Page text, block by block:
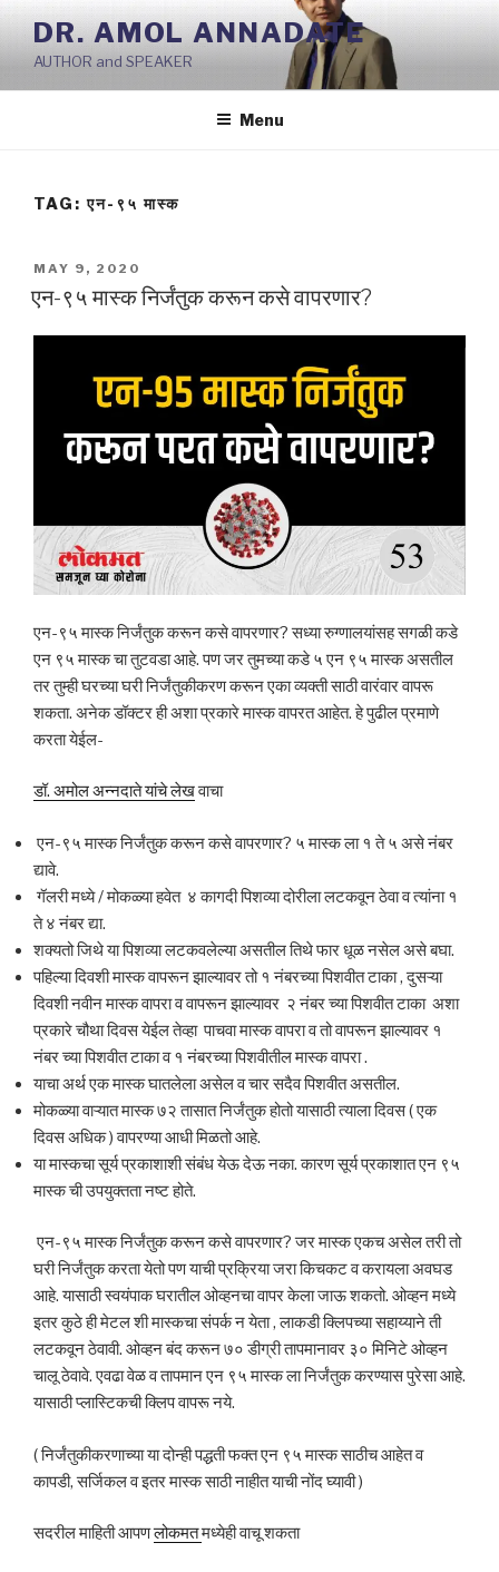
Skip
content
DR. AMOL ANNADATE
AUTHOR and SPEAKER
Menu
TAG:एन-९५ मास्क
POSTED
ON
MAY 9, 2020
एन-९५ मास्क निर्जंतुक करून कसे वापरणार?
एन-९५ मास्क निर्जंतुक करून कसे वापरणार? सध्या रुग्णालयांसह सगळी कडे
एन ९५ मास्क चा तुटवडा आहे. पण जर तुमच्या कडे ५ एन ९५ मास्क असतील
तर तुम्ही घरच्या घरी निर्जंतुकीकरण करून एका व्यक्ती साठी वारंवार वापरू
शकता. अनेक डॉक्टर ही अशा प्रकारे मास्क वापरत आहेत. हे पुढील प्रमाणे
करता येईल-
डॉ. अमोल अन्नदाते यांचे लेखवाचा
एन-९५ मास्क निर्जंतुक करून कसे वापरणार? ५ मास्क ला १ ते ५ असे नंबर
द्यावे.
गॅलरी मध्ये / मोकळ्या हवेत ४ कागदी पिशव्या दोरीला लटकवून ठेवा व त्यांना १
ते ४ नंबर द्या.
शक्यतो जिथे या पिशव्या लटकवलेल्या असतील तिथे फार धूळ नसेल असे बघा.
पहिल्या दिवशी मास्क वापरून झाल्यावर तो १ नंबरच्या पिशवीत टाका , दुसऱ्या
दिवशी नवीन मास्क वापरा व वापरून झाल्यावर २ नंबर च्या पिशवीत टाका अशा
प्रकारे चौथा दिवस येईल तेव्हा पाचवा मास्क वापरा व तो वापरून झाल्यावर १
नंबर च्या पिशवीत टाका व १ नंबरच्या पिशवीतील मास्क वापरा .
याचा अर्थ एक मास्क घातलेला असेल व चार सदैव पिशवीत असतील.
मोकळ्या वाऱ्यात मास्क ७२ तासात निर्जंतुक होतो यासाठी त्याला दिवस ( एक
दिवस अधिक ) वापरण्या आधी मिळतो आहे.
या मास्कचा सूर्य प्रकाशाशी संबंध येऊ देऊ नका. कारण सूर्य प्रकाशात एन ९५
मास्क ची उपयुक्तता नष्ट होते.
एन-९५ मास्क निर्जंतुक करून कसे वापरणार? जर मास्क एकच असेल तरी तो
घरी निर्जंतुक करता येतो पण याची प्रक्रिया जरा किचकट व करायला अवघड
आहे. यासाठी स्वयंपाक घरातील ओव्हनचा वापर केला जाऊ शकतो. ओव्हन मध्ये
इतर कुठे ही मेटल शी मास्कचा संपर्क न येता , लाकडी क्लिपच्या सहाय्याने ती
लटकवून ठेवावी. ओव्हन बंद करून ७० डीग्री तापमानावर ३० मिनिटे ओव्हन
चालू ठेवावे. एवढा वेळ व तापमान एन ९५ मास्क ला निर्जंतुक करण्यास पुरेसा आहे.
यासाठी प्लास्टिकची क्लिप वापरू नये.
( निर्जंतुकीकरणाच्या या दोन्ही पद्धती फक्त एन ९५ मास्क साठीच आहेत व
कापडी, सर्जिकल व इतर मास्क साठी नाहीत याची नोंद घ्यावी )
सदरील माहिती आपणलोकमतमध्येही वाचू शकता